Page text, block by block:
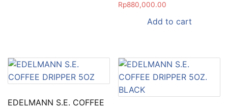
Rp880,000.00
Add to cart
EDELMANN S.E. COFFEE